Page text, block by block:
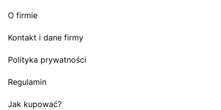
O firmie
Kontakt i dane firmy
Polityka prywatności
Regulamin
Jak kupować?